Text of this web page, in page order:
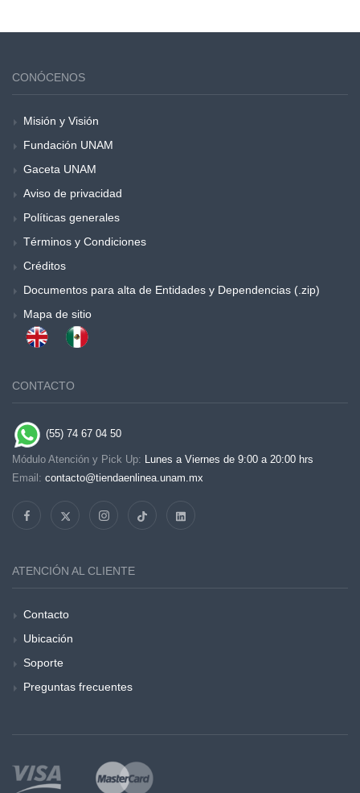
CONÓCENOS
Misión y Visión
Fundación UNAM
Gaceta UNAM
Aviso de privacidad
Políticas generales
Términos y Condiciones
Créditos
Documentos para alta de Entidades y Dependencias (.zip)
Mapa de sitio
CONTACTO
(55) 74 67 04 50
Módulo Atención y Pick Up: Lunes a Viernes de 9:00 a 20:00 hrs
Email: contacto@tiendaenlinea.unam.mx
ATENCIÓN AL CLIENTE
Contacto
Ubicación
Soporte
Preguntas frecuentes